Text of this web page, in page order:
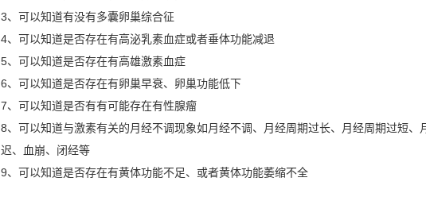
3、可以知道有没有多囊卵巢综合征
4、可以知道是否存在有高泌乳素血症或者垂体功能减退
5、可以知道是否存在有高雄激素血症
6、可以知道是否存在有卵巢早衰、卵巢功能低下
7、可以知道是否有有可能存在有性腺瘤
8、可以知道与激素有关的月经不调现象如月经不调、月经周期过长、月经周期过短、
迟、血崩、闭经等
9、可以知道是否存在有黄体功能不足、或者黄体功能萎缩不全